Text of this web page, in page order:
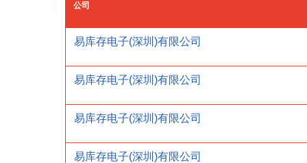
公司
易库存电子(深圳)有限公司
易库存电子(深圳)有限公司
易库存电子(深圳)有限公司
易库存电子(深圳)有限公司